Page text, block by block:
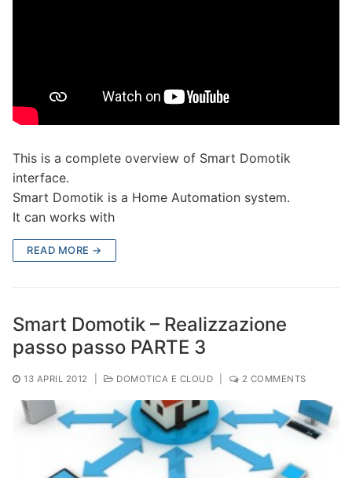
This is a complete overview of Smart Domotik
interface.
Smart Domotik is a Home Automation system.
It can works with
READ MORE →
Smart Domotik – Realizzazione
passo passo PARTE 3
13 APRIL 2012 DOMOTICA E CLOUD 2 COMMENTS